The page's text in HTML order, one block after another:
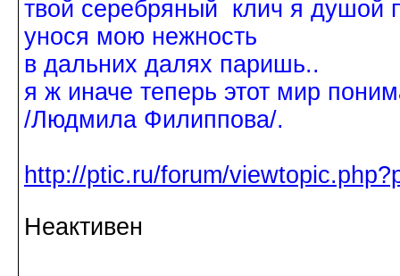
твой серебряный клич я душой
унося мою нежность
в дальних далях паришь..
я ж иначе теперь этот мир
/Людмила Филиппова/.
http://ptic.ru/forum/
Неактивен